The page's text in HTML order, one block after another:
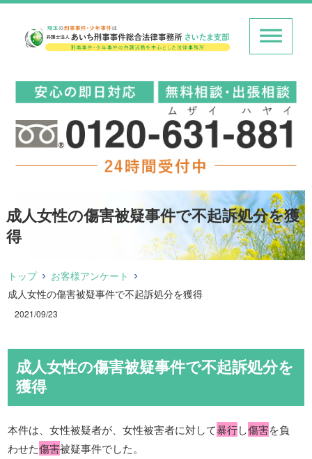
成人女性の傷害被疑事件で不起訴処分を獲
得
トップ
お客様アンケート
成人女性の傷害被疑事件で不起訴処分を獲得
2021/09/23
成人女性の傷害被疑事件で不起訴処分を
獲得
本件は、女性被疑者が、女性被害者に対して暴行し傷害を負
わせた傷害被疑事件でした。